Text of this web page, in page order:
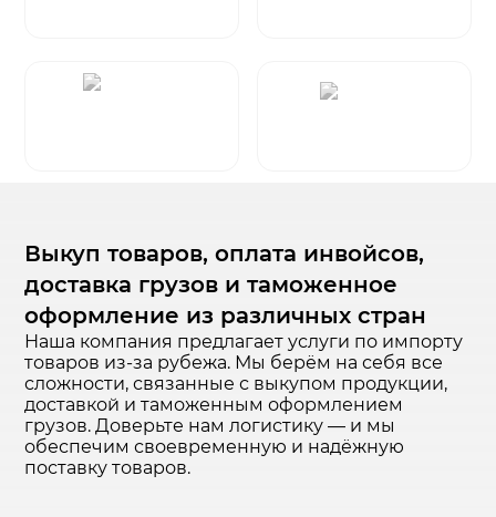
Выкуп товаров, оплата инвойсов,
доставка грузов и таможенное
оформление из различных стран
Наша компания предлагает услуги по импорту
товаров из-за рубежа. Мы берём на себя все
сложности, связанные с выкупом продукции,
доставкой и таможенным оформлением
грузов. Доверьте нам логистику — и мы
обеспечим своевременную и надёжную
поставку товаров.